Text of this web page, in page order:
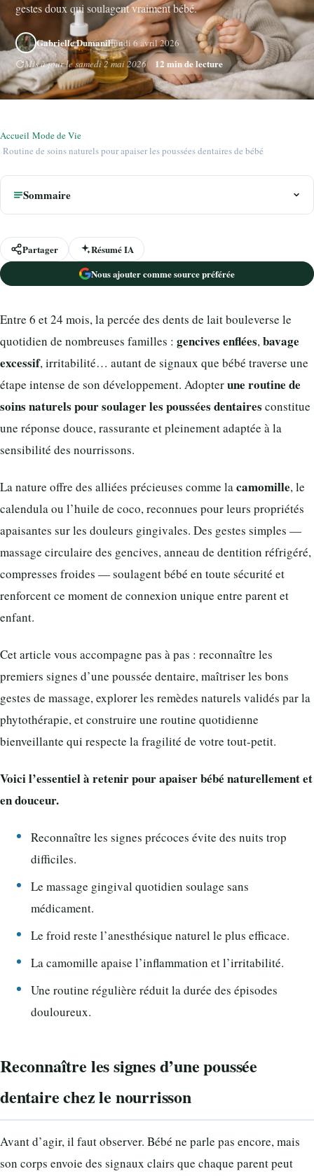
gestes doux qui soulagent vraiment bébé.
Gabrielle Dumanillundi 6 avril 2026
Mis à jour le samedi 2 mai 2026
12 min de lecture
Accueil›Mode de Vie
›Routine de soins naturels pour apaiser les poussées dentaires de bébé
Sommaire
Partager
Résumé IA
Nous ajouter comme source préférée
Entre 6 et 24 mois, la percée des dents de lait bouleverse le
quotidien de nombreuses familles : gencives enflées,bavage
excessif, irritabilité… autant de signaux que bébé traverse une
étape intense de son développement. Adopterune routine de
soins naturels pour soulager les poussées dentaires constitue
une réponse douce, rassurante et pleinement adaptée à la
sensibilité des nourrissons.
La nature offre des alliées précieuses comme lacamomille, le
calendula ou l’huile de coco, reconnues pour leurs propriétés
apaisantes sur les douleurs gingivales. Des gestes simples —
massage circulaire des gencives, anneau de dentition réfrigéré,
compresses froides — soulagent bébé en toute sécurité et
renforcent ce moment de connexion unique entre parent et
enfant.
Cet article vous accompagne pas à pas : reconnaître les
premiers signes d’une poussée dentaire, maîtriser les bons
gestes de massage, explorer les remèdes naturels validés par la
phytothérapie, et construire une routine quotidienne
bienveillante qui respecte la fragilité de votre tout-petit.
Voici l’essentiel à retenir pour apaiser bébé naturellement et
en douceur.
Reconnaître les signes précoces évite des nuits trop
difficiles.
Le massage gingival quotidien soulage sans
médicament.
Le froid reste l’anesthésique naturel le plus efficace.
La camomille apaise l’inflammation et l’irritabilité.
Une routine régulière réduit la durée des épisodes
douloureux.
Reconnaître les signes d’une poussée
dentaire chez le nourrisson
Avant d’agir, il faut observer. Bébé ne parle pas encore, mais
son corps envoie des signaux clairs que chaque parent peut